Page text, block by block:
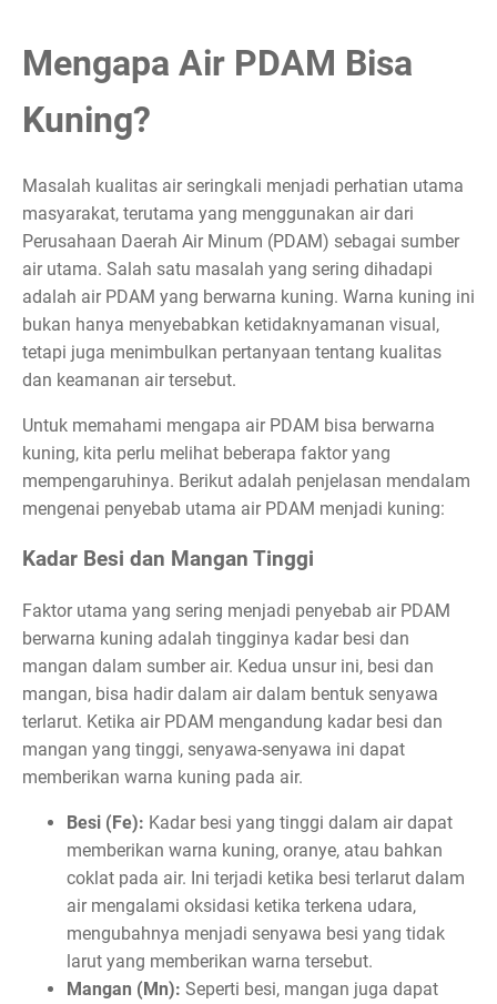
Mengapa Air PDAM Bisa
Kuning?
Masalah kualitas air seringkali menjadi perhatian utama
masyarakat, terutama yang menggunakan air dari
Perusahaan Daerah Air Minum (PDAM) sebagai sumber
air utama. Salah satu masalah yang sering dihadapi
adalah air PDAM yang berwarna kuning. Warna kuning ini
bukan hanya menyebabkan ketidaknyamanan visual,
tetapi juga menimbulkan pertanyaan tentang kualitas
dan keamanan air tersebut.
Untuk memahami mengapa air PDAM bisa berwarna
kuning, kita perlu melihat beberapa faktor yang
mempengaruhinya. Berikut adalah penjelasan mendalam
mengenai penyebab utama air PDAM menjadi kuning:
Kadar Besi dan Mangan Tinggi
Faktor utama yang sering menjadi penyebab air PDAM
berwarna kuning adalah tingginya kadar besi dan
mangan dalam sumber air. Kedua unsur ini, besi dan
mangan, bisa hadir dalam air dalam bentuk senyawa
terlarut. Ketika air PDAM mengandung kadar besi dan
mangan yang tinggi, senyawa-senyawa ini dapat
memberikan warna kuning pada air.
Besi (Fe): Kadar besi yang tinggi dalam air dapat
memberikan warna kuning, oranye, atau bahkan
coklat pada air. Ini terjadi ketika besi terlarut dalam
air mengalami oksidasi ketika terkena udara,
mengubahnya menjadi senyawa besi yang tidak
larut yang memberikan warna tersebut.
Mangan (Mn): Seperti besi, mangan juga dapat